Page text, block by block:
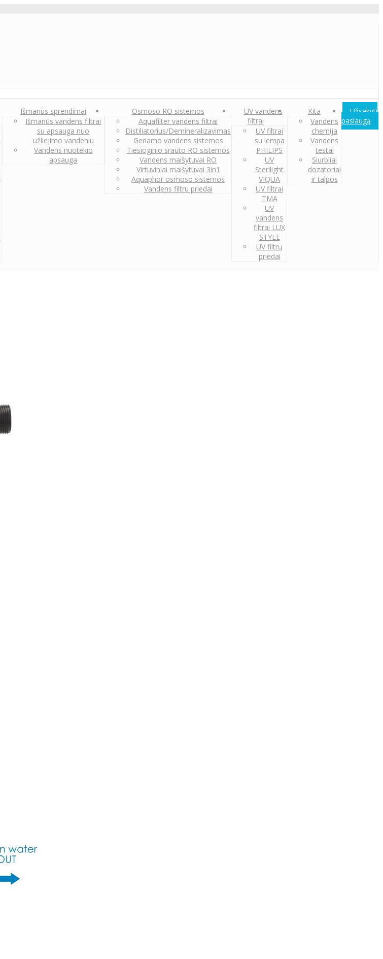
Išmanūs sprendimai
Išmanūs vandens filtrai
su apsauga nuo
užliejimo vandeniu
Vandens nuotekio
apsauga
Osmoso RO sistemos
Aquafilter vandens filtrai
Distiliatorius/Demineralizavimas
Geriamo vandens sistemos
Tiesioginio srauto RO sistemos
Vandens maišytuvai RO
Virtuviniai maišytuvai 3in1
Aquaphor osmoso sistemos
Vandens filtru priedai
UV vandens
filtrai
UV filtrai
su lempa
PHILIPS
UV
Sterilight
VIQUA
UV filtrai
TMA
UV
vandens
filtrai LUX
STYLE
UV filtrų
priedai
Kita
Vandens
chemija
Vandens
testai
Siurbliai
dozatoriai
ir talpos
Užsakyti
paslaugą